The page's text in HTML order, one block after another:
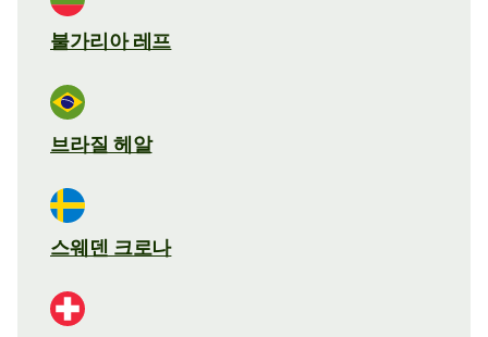
불가리아 레프
브라질 헤알
스웨덴 크로나